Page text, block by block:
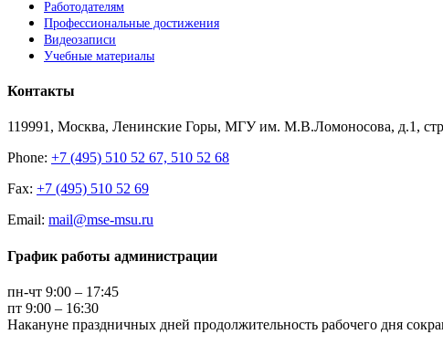
Работодателям
Профессиональные достижения
Видеозаписи
Учебные материалы
Контакты
119991, Москва, Ленинские Горы, МГУ им. М.В.Ломоносова, д.1,
Phone: +7 (495) 510 52 67, 510 52 68
Fax: +7 (495) 510 52 69
Email: mail@mse-msu.ru
График работы администрации
пн-чт 9:00 – 17:45
пт 9:00 – 16:30
Накануне праздничных дней продолжительность рабочего дня